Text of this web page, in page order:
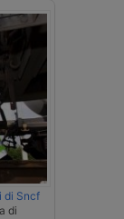
di Sncf
di